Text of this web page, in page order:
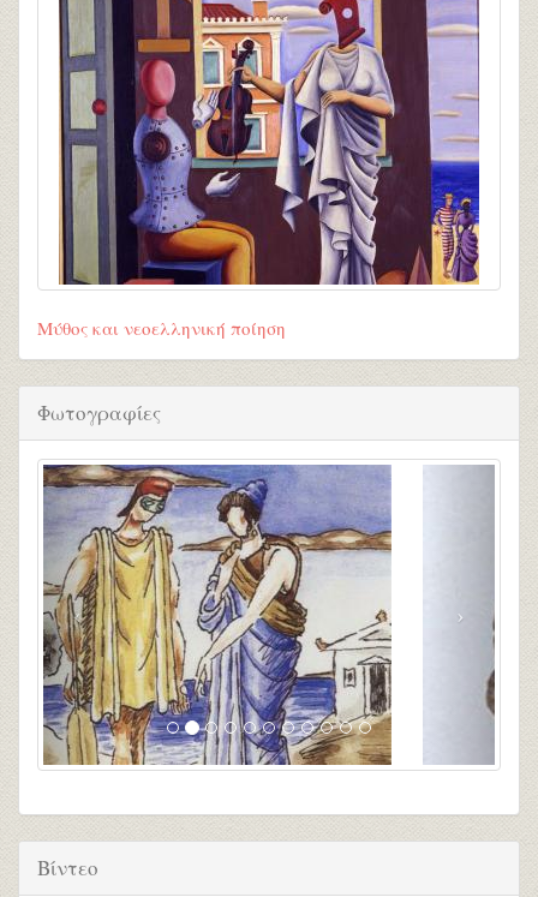
Μύθος και νεοελληνική ποίηση
Φωτογραφίες
Βίντεο